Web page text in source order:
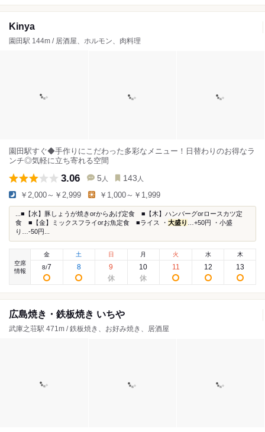
Kinya
園田駅 144m / 居酒屋、ホルモン、肉料理
園田駅すぐ◆手作りにこだわった多彩なメニュー！日替わりのお得なラ
ンチ◎気軽に立ち寄れる空間
3.06 5 人 143 人
￥2,000～￥2,999 ￥1,000～￥1,999
...■【水】豚しょうが焼きorからあげ定食 ■【木】ハンバーグorロースカツ定
食 ■【金】ミックスフライorお魚定食 ■ライス ・ 大盛り
…+50円 ・小盛
り…-50円...
空席
情報
金
8/7
土
8
日
9
月
10
火
11
水
12
木
13
広島焼き・鉄板焼き いちや
武庫之荘駅 471m / 鉄板焼き、お好み焼き、居酒屋